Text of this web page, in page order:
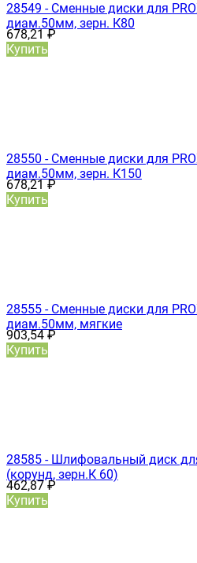
28549 - Сменные диски для
диам.50мм, зерн. К80
678,21₽
Купить
28550 - Сменные диски для
диам.50мм, зерн. К150
678,21₽
Купить
28555 - Сменные диски для
диам.50мм, мягкие
903,54₽
Купить
28585 - Шлифовальный диск
(корунд, зерн.К 60)
462,87₽
Купить